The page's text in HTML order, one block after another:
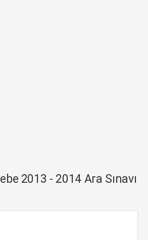
2013 - 2014 Ara Sınavı